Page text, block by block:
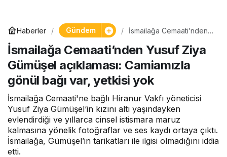
Haberler Gündem
İsmailağa Cemaati’nden
açıklaması: Camiamızla
gönül bağı var, yetkisi
yok
İsmailağa Cemaati’nden Yusuf Ziya
Gümüşel açıklaması: Camiamızla
gönül bağı var, yetkisi yok
İsmailağa Cemaati'ne bağlı Hiranur Vakfı yöneticisi
Yusuf Ziya Gümüşel‘in kızını altı yaşındayken
evlendirdiği ve yıllarca cinsel istismara maruz
kalmasına yönelik fotoğraflar ve ses kaydı ortaya çıktı.
İsmailağa, Gümüşel’in tarikatları ile ilgisi olmadığını iddia
etti.